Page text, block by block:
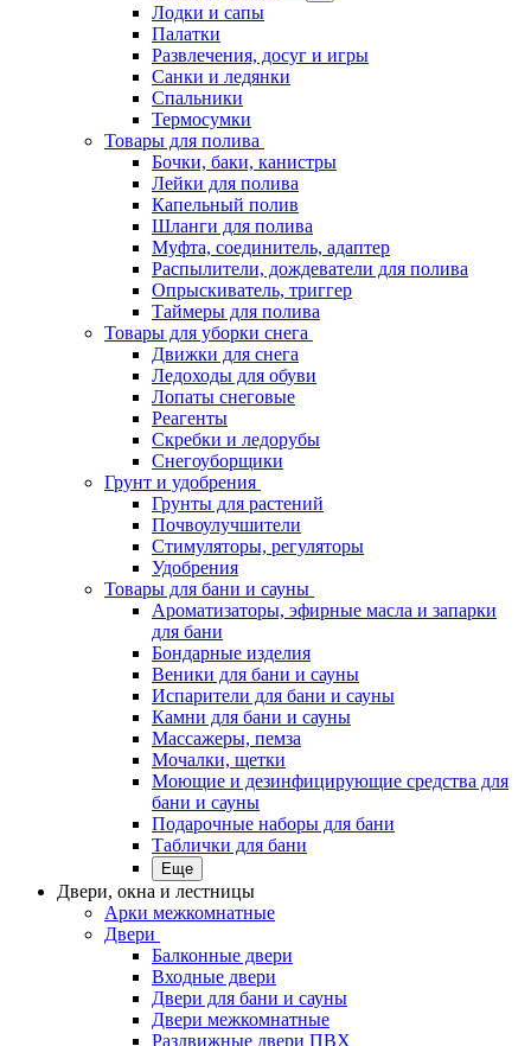
Лодки и сапы
Палатки
Развлечения, досуг и игры
Санки и ледянки
Спальники
Термосумки
Товары для полива
Бочки, баки, канистры
Лейки для полива
Капельный полив
Шланги для полива
Муфта, соединитель, адаптер
Распылители, дождеватели для полива
Опрыскиватель, триггер
Таймеры для полива
Товары для уборки снега
Движки для снега
Ледоходы для обуви
Лопаты снеговые
Реагенты
Скребки и ледорубы
Снегоуборщики
Грунт и удобрения
Грунты для растений
Почвоулучшители
Стимуляторы, регуляторы
Удобрения
Товары для бани и сауны
Ароматизаторы, эфирные масла и запарки
для бани
Бондарные изделия
Веники для бани и сауны
Испарители для бани и сауны
Камни для бани и сауны
Массажеры, пемза
Мочалки, щетки
Моющие и дезинфицирующие средства для
бани и сауны
Подарочные наборы для бани
Таблички для бани
Еще
Двери, окна и лестницы
Арки межкомнатные
Двери
Балконные двери
Входные двери
Двери для бани и сауны
Двери межкомнатные
Раздвижные двери ПВХ